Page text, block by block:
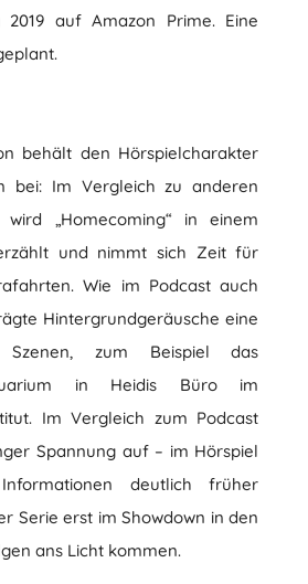
2019 auf Amazon Prime. Eine
behält den Hörspielcharakter
bei: Im Vergleich zu anderen
„Homecoming“ in einem
und nimmt sich Zeit für
Wie im Podcast auch
Hintergrundgeräusche eine
zum Beispiel das
in Heidis Büro im
Im Vergleich zum Podcast
Spannung auf – im Hörspiel
deutlich früher
Serie erst im Showdown in den
ans Licht kommen.